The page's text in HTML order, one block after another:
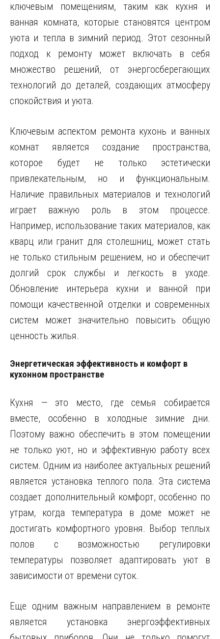
ключевым помещениям, таким как кухня и
ванная комната, которые становятся центром
уюта и тепла в зимний период. Этот сезонный
подход к ремонту может включать в себя
множество решений, от энергосберегающих
технологий до деталей, создающих атмосферу
спокойствия и уюта.
Ключевым аспектом ремонта кухонь и ванных
комнат является создание пространства,
которое будет не только эстетически
привлекательным, но и функциональным.
Наличие правильных материалов и технологий
играет важную роль в этом процессе.
Например, использование таких материалов, как
кварц или гранит для столешниц, может стать
не только стильным решением, но и обеспечит
долгий срок службы и легкость в уходе.
Обновление интерьера кухни и ванной при
помощи качественной отделки и современных
систем может значительно повысить общую
ценность жилья.
Энергетическая эффективность и комфорт в
кухонном пространстве
Кухня — это место, где семья собирается
вместе, особенно в холодные зимние дни.
Поэтому важно обеспечить в этом помещении
не только уют, но и эффективную работу всех
систем. Одним из наиболее актуальных решений
является установка теплого пола. Эта система
создает дополнительный комфорт, особенно по
утрам, когда температура в доме может не
достигать комфортного уровня. Выбор теплых
полов с возможностью регулировки
температуры позволяет адаптировать уют в
зависимости от времени суток.
Еще одним важным направлением в ремонте
является установка энергоэффективных